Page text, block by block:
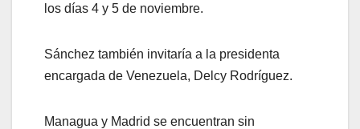
los días 4 y 5 de noviembre.
Sánchez también invitaría a la presidenta
encargada de Venezuela, Delcy Rodríguez.
Managua y Madrid se encuentran sin